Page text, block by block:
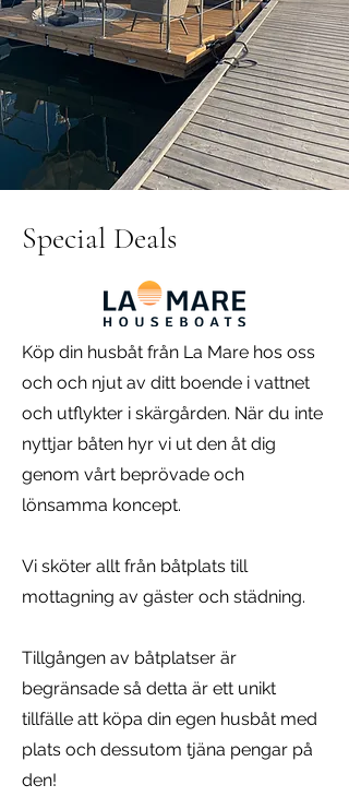
Special Deals
Köp din husbåt från La Mare hos oss
och och njut av ditt boende i vattnet
och utflykter i skärgården. När du inte
nyttjar båten hyr vi ut den åt dig
genom vårt beprövade och
lönsamma koncept.
Vi sköter allt från båtplats till
mottagning av gäster och städning.
Tillgången av båtplatser är
begränsade så detta är ett unikt
tillfälle att köpa din egen husbåt med
plats och dessutom tjäna pengar på
den!